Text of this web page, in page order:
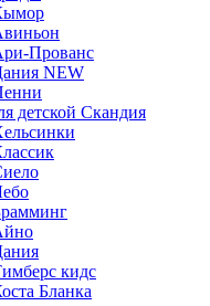
Прованс
NEW
детской Скандия
кидс
Бланка